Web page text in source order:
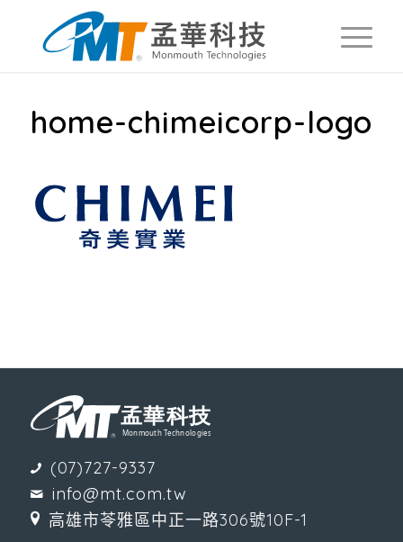
home-chimeicorp-logo
(07)727-9337
info@mt.com.tw
高雄市苓雅區中正一路306號10F-1